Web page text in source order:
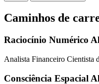
Caminhos de
Raciocínio Numérico
Analista Financeiro Cientista
Consciência Espacial